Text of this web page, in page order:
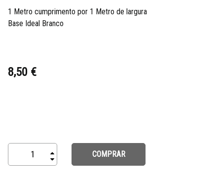
1 Metro cumprimento por 1 Metro de largura
Base Ideal Branco
8,50 €
COMPRAR